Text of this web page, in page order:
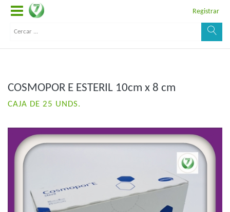
Registrar
COSMOPOR E ESTERIL 10cm x 8 cm
CAJA DE 25 UNDS.